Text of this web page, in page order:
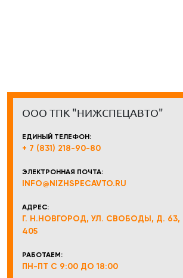
ООО ТПК "НИЖСПЕЦАВТО"
ЕДИНЫЙ ТЕЛЕФОН:
+ 7 (831) 218-90-80
ЭЛЕКТРОННАЯ ПОЧТА:
INFO@NIZHSPECAVTO.RU
АДРЕС:
Г. Н.НОВГОРОД, УЛ. СВОБОДЫ, Д. 63,
405
РАБОТАЕМ:
ПН-ПТ С 9:00 ДО 18:00